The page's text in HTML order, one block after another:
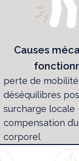
Causes
perte de
déséquilibres
surcharge locale
compensation
corporel